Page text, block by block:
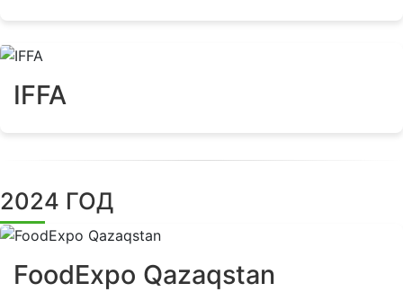
IFFA
2024 ГОД
FoodExpo Qazaqstan